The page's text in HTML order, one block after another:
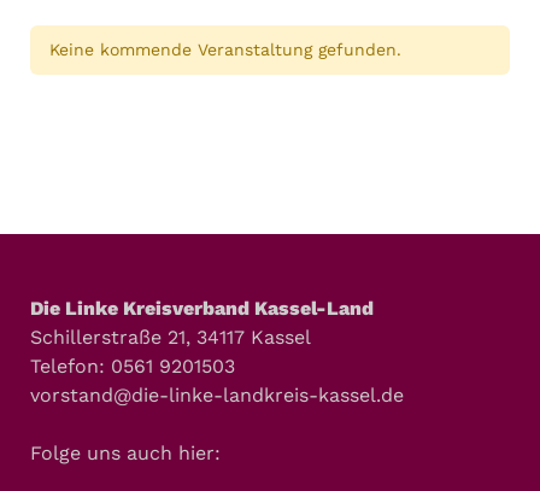
Keine kommende Veranstaltung gefunden.
Die Linke Kreisverband Kassel-Land
Schillerstraße 21, 34117 Kassel
Telefon: 0561 9201503
vorstand@die-linke-landkreis-kassel.de
Folge uns auch hier: